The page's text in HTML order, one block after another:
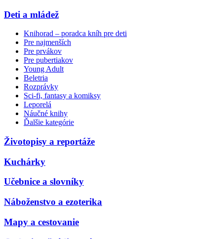
Deti a mládež
Knihorad – poradca kníh pre deti
Pre najmenších
Pre prvákov
Pre pubertiakov
Young Adult
Beletria
Rozprávky
Sci-fi, fantasy a komiksy
Leporelá
Náučné knihy
Ďalšie kategórie
Životopisy a reportáže
Kuchárky
Učebnice a slovníky
Náboženstvo a ezoterika
Mapy a cestovanie